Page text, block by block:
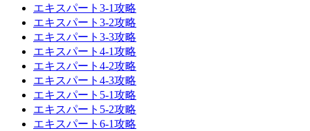
エキスパート3-1攻略
エキスパート3-2攻略
エキスパート3-3攻略
エキスパート4-1攻略
エキスパート4-2攻略
エキスパート4-3攻略
エキスパート5-1攻略
エキスパート5-2攻略
エキスパート6-1攻略